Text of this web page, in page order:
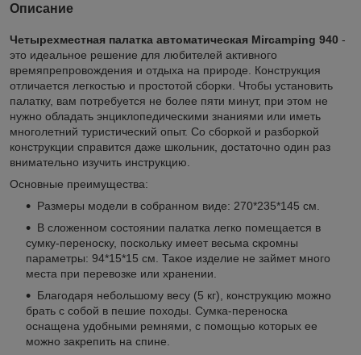
Описание
Четырехместная палатка автоматическая Mircamping 940 -
это идеальное решение для любителей активного
времяпрепровождения и отдыха на природе. Конструкция
отличается легкостью и простотой сборки. Чтобы установить
палатку, вам потребуется не более пяти минут, при этом не
нужно обладать энциклопедическими знаниями или иметь
многолетний туристический опыт. Со сборкой и разборкой
конструкции справится даже школьник, достаточно один раз
внимательно изучить инструкцию.
Основные преимущества:
Размеры модели в собранном виде: 270*235*145 см.
В сложенном состоянии палатка легко помещается в
сумку-переноску, поскольку имеет весьма скромны
параметры: 94*15*15 см. Такое изделие не займет много
места при перевозке или хранении.
Благодаря небольшому весу (5 кг), конструкцию можно
брать с собой в пешие походы. Сумка-переноска
оснащена удобными ремнями, с помощью которых ее
можно закрепить на спине.